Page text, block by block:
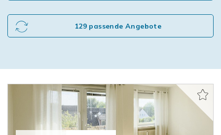
129 passende Angebote